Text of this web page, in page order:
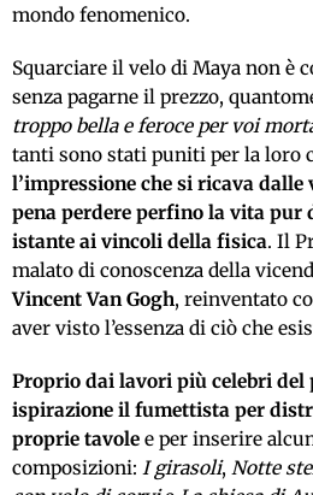
mondo fenomenico.
Squarciare il velo di Maya non è
senza pagarne il prezzo,
troppo bella e feroce per voi
tanti sono stati puniti per la loro
l’impressione che si ricava dalle
pena perdere perfino la vita pur
istante ai vincoli della fisica. Il
malato di conoscenza della
Vincent Van Gogh, reinventato
aver visto l’essenza di ciò che
Proprio dai lavori più celebri del
ispirazione il fumettista per
proprie tavole e per inserire
composizioni: I girasoli, Notte